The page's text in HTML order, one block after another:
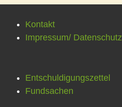
Kontakt
Impressum/ Datenschutz
Entschuldigungszettel
Fundsachen